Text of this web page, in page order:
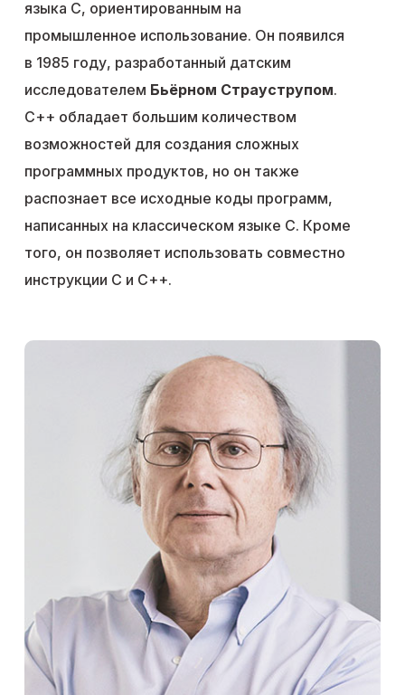
языка C, ориентированным на
промышленное использование. Он появился
в 1985 году, разработанный датским
исследователем Бьёрном Страуструпом.
С++ обладает большим количеством
возможностей для создания сложных
программных продуктов, но он также
распознает все исходные коды программ,
написанных на классическом языке C. Кроме
того, он позволяет использовать совместно
инструкции C и C++.